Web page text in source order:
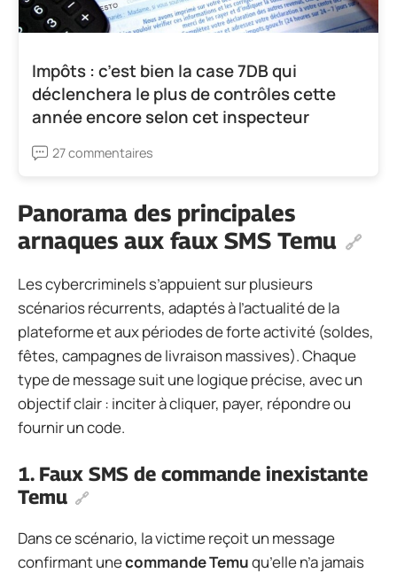
Impôts : c’est bien la case 7DB qui
déclenchera le plus de contrôles cette
année encore selon cet inspecteur
27 commentaires
Panorama des principales
arnaques aux faux SMS Temu
Les cybercriminels s’appuient sur plusieurs
scénarios récurrents, adaptés à l’actualité de la
plateforme et aux périodes de forte activité (soldes,
fêtes, campagnes de livraison massives). Chaque
type de message suit une logique précise, avec un
objectif clair : inciter à cliquer, payer, répondre ou
fournir un code.
1. Faux SMS de commande inexistante
Temu
Dans ce scénario, la victime reçoit un message
confirmant unecommande Temuqu’elle n’a jamais